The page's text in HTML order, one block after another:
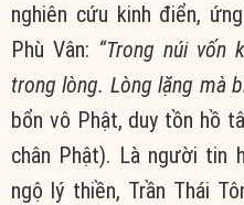
nghiên cứu kinh điển,
Phù Vân: “Trong núi vốn
trong lòng. Lòng lặng mà
bổn vô Phật, duy tồn hồ
chân Phật). Là người tin
ngộ lý thiền, Trần Thái